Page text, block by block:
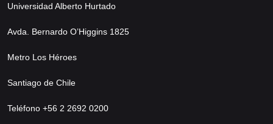
Universidad Alberto Hurtado
Avda. Bernardo O’Higgins 1825
Metro Los Héroes
Santiago de Chile
Teléfono +56 2 2692 0200